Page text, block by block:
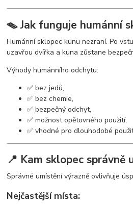
🪤 Jak funguje humánní
Humánní sklopec kunu nezraní. Po
uzavřou dvířka a kuna zůstane
Výhody humánního odchytu:
✅ bez jedů,
✅ bez chemie,
✅ bezpečný odchyt,
✅ možnost opětovného použití,
✅ vhodné pro dlouhodobé
📍 Kam sklopec správně
Správné umístění výrazně ovlivňuje
Nejčastější místa: